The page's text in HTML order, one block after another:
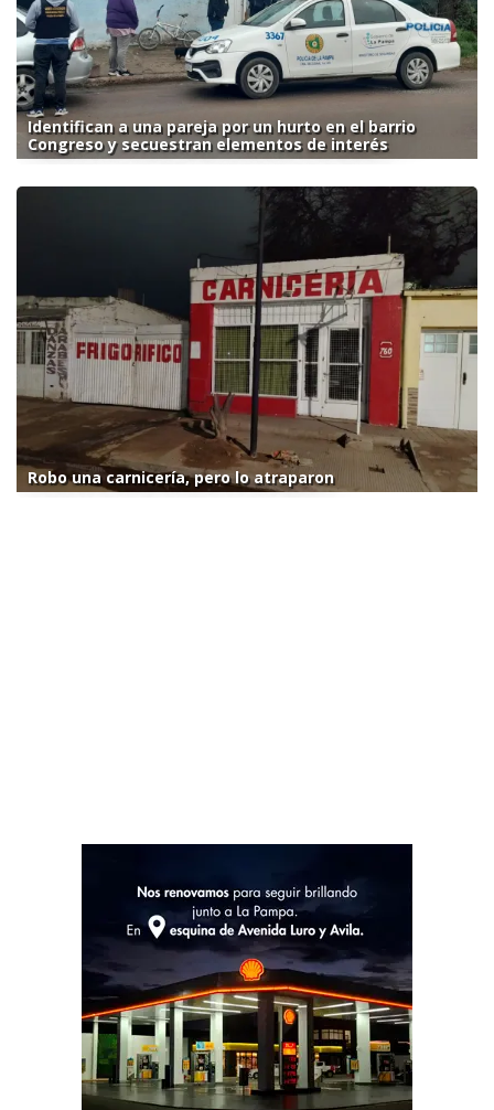
Identifican a una pareja por un hurto en el barrio
Congreso y secuestran elementos de interés
Robo una carnicería, pero lo atraparon